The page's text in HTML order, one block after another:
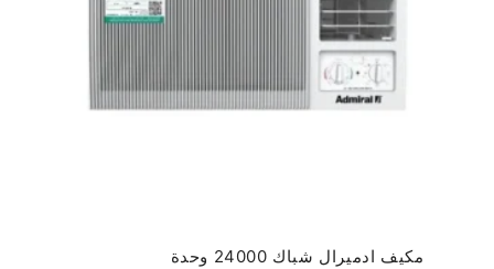
مكيف ادميرال شباك 24000 وحدة